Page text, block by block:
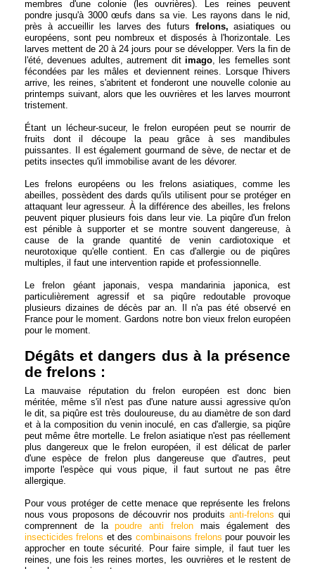
membres d'une colonie (les ouvrières). Les reines peuvent
pondre jusqu'à 3000 œufs dans sa vie. Les rayons dans le nid,
près à accueillir les larves des futurs frelons,asiatiques ou
européens, sont peu nombreux et disposés à l'horizontale. Les
larves mettent de 20 à 24 jours pour se développer. Vers la fin de
l'été, devenues adultes, autrement dit imago, les femelles sont
fécondées par les mâles et deviennent reines. Lorsque l'hivers
arrive, les reines, s'abritent et fonderont une nouvelle colonie au
printemps suivant, alors que les ouvrières et les larves mourront
tristement.
Étant un lécheur-suceur, le frelon européen peut se nourrir de
fruits dont il découpe la peau grâce à ses mandibules
puissantes. Il est également gourmand de sève, de nectar et de
petits insectes qu'il immobilise avant de les dévorer.
Les frelons européens ou les frelons asiatiques, comme les
abeilles, possèdent des dards qu'ils utilisent pour se protéger en
attaquant leur agresseur. À la différence des abeilles, les frelons
peuvent piquer plusieurs fois dans leur vie. La piqûre d'un frelon
est pénible à supporter et se montre souvent dangereuse, à
cause de la grande quantité de venin cardiotoxique et
neurotoxique qu'elle contient. En cas d'allergie ou de piqûres
multiples, il faut une intervention rapide et professionnelle.
Le frelon géant japonais, vespa mandarinia japonica, est
particulièrement agressif et sa piqûre redoutable provoque
plusieurs dizaines de décès par an. Il n'a pas été observé en
France pour le moment. Gardons notre bon vieux frelon européen
pour le moment.
Dégâts et dangers dus à la présence
de frelons :
La mauvaise réputation du frelon européen est donc bien
méritée, même s'il n'est pas d'une nature aussi agressive qu'on
le dit, sa piqûre est très douloureuse, du au diamètre de son dard
et à la composition du venin inoculé, en cas d'allergie, sa piqûre
peut même être mortelle. Le frelon asiatique n'est pas réellement
plus dangereux que le frelon européen, il est délicat de parler
d'une espèce de frelon plus dangereuse que d'autres, peut
importe l'espèce qui vous pique, il faut surtout ne pas être
allergique.
Pour vous protéger de cette menace que représente les frelons
nous vous proposons de découvrir nos produitsanti-frelons qui
comprennent de lapoudre anti frelonmais également des
insecticides frelons et des combinaisons frelons pour pouvoir les
approcher en toute sécurité. Pour faire simple, il faut tuer les
reines, une fois les reines mortes, les ouvrières et le restent de